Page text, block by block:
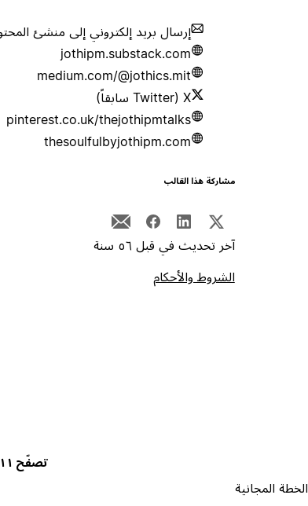
إرسال بريد إلكتروني إلى منشئ
jothipm.substack.com
medium.com/@jothics.mit
X (Twitter سابقاً)
pinterest.co.uk/thejothipmtalks
thesoulfulbyjothipm.com
مشاركة هذا القالب
آخر تحديث في قبل ٥٦ سنة
الشروط والأحكام
تصفّح ١١ من القوالب
الخطة المجانية